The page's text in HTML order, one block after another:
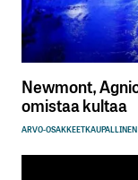
Newmont,
omistaa kultaa
ARVO-OSAKKEET